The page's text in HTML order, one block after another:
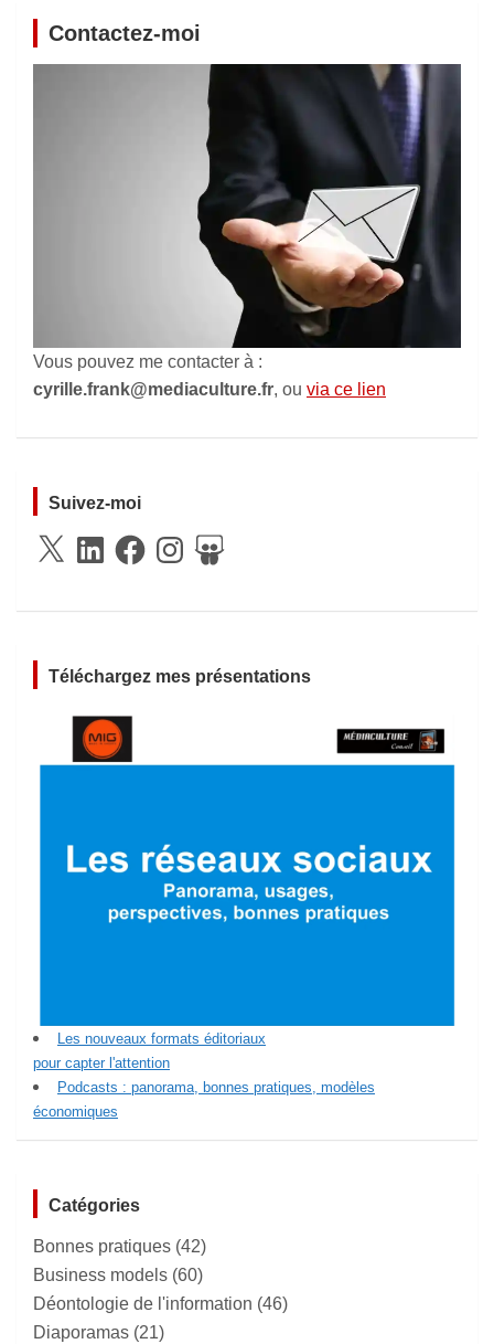
Contactez-moi
Vous pouvez me contacter à :
cyrille.frank@mediaculture.fr, ou via ce lien
Suivez-moi
X
LinkedInFacebookInstagramSlideShare
Téléchargez mes présentations
Les nouveaux formats éditoriaux
pour capter l'attention
Podcasts : panorama, bonnes pratiques, modèles
économiques
Catégories
Bonnes pratiques (42)
Business models (60)
Déontologie de l'information (46)
Diaporamas (21)